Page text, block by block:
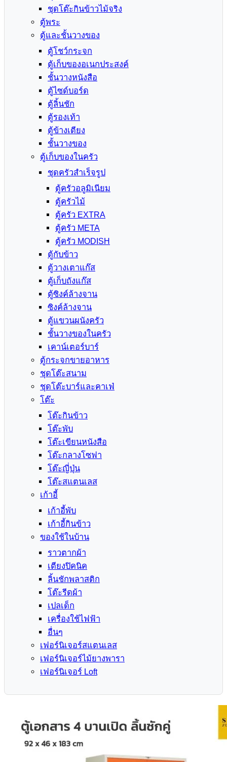
ชุดโต๊ะกินข้าวไม้จริง
ตู้พระ
ตู้และชั้นวางของ
ตู้โชว์กระจก
ตู้เก็บของอเนกประสงค์
ชั้นวางหนังสือ
ตู้ไซด์บอร์ด
ตู้ลิ้นชัก
ตู้รองเท้า
ตู้ข้างเตียง
ชั้นวางของ
ตู้เก็บของในครัว
ชุดครัวสำเร็จรูป
ตู้ครัวอลูมิเนียม
ตู้ครัวไม้
ตู้ครัว EXTRA
ตู้ครัว META
ตู้ครัว MODISH
ตู้กับข้าว
ตู้วางเตาแก๊ส
ตู้เก็บถังแก๊ส
ตู้ซิงค์ล้างจาน
ซิงค์ล้างจาน
ตู้แขวนผนังครัว
ชั้นวางของในครัว
เคาน์เตอร์บาร์
ตู้กระจกขายอาหาร
ชุดโต๊ะสนาม
ชุดโต๊ะบาร์และคาเฟ่
โต๊ะ
โต๊ะกินข้าว
โต๊ะพับ
โต๊ะเขียนหนังสือ
โต๊ะกลางโซฟา
โต๊ะญี่ปุ่น
โต๊ะสแตนเลส
เก้าอี้
เก้าอี้พับ
เก้าอี้กินข้าว
ของใช้ในบ้าน
ราวตากผ้า
เตียงปิคนิค
ลิ้นชักพลาสติก
โต๊ะรีดผ้า
เปลเด็ก
เครื่องใช้ไฟฟ้า
อื่นๆ
เฟอร์นิเจอร์สแตนเลส
เฟอร์นิเจอร์ไม้ยางพารา
เฟอร์นิเจอร์ Loft